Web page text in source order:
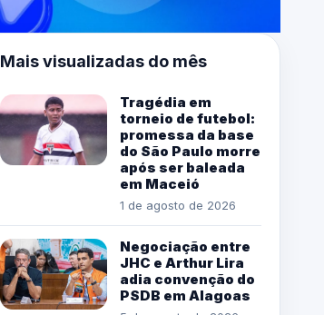
Mais visualizadas do mês
Tragédia em
torneio de futebol:
promessa da base
do São Paulo morre
após ser baleada
em Maceió
1 de agosto de 2026
Negociação entre
JHC e Arthur Lira
adia convenção do
PSDB em Alagoas